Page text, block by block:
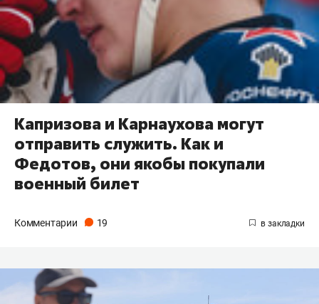
Капризова и Карнаухова могут
отправить служить. Как и
Федотов, они якобы покупали
военный билет
Комментарии 19